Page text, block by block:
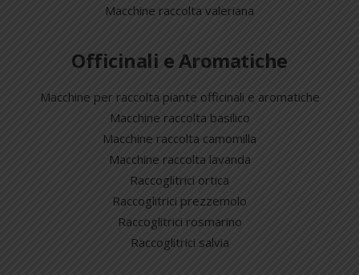
Macchine raccolta valeriana
Officinali e Aromatiche
Macchine per raccolta piante officinali e aromatiche
Macchine raccolta basilico
Macchine raccolta camomilla
Macchine raccolta lavanda
Raccoglitrici ortica
Raccoglitrici prezzemolo
Raccoglitrici rosmarino
Raccoglitrici salvia